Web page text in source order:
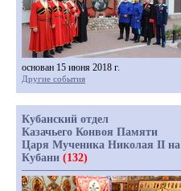
основан 15 июня 2018 г.
Другие события
Кубанский отдел
Казачьего Конвоя Памяти
Царя Мученика Николая II на
Кубани (132)